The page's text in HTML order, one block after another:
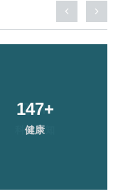
147+
健康